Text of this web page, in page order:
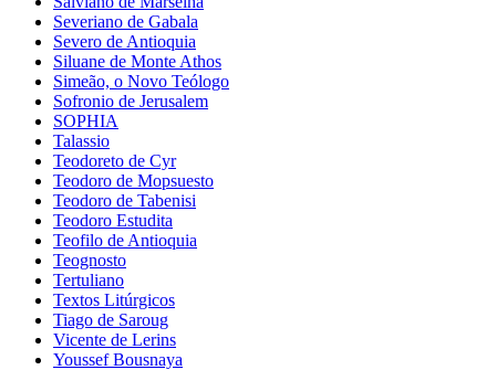
Severiano de Gabala
Severo de Antioquia
Siluane de Monte Athos
Simeão, o Novo Teólogo
Sofronio de Jerusalem
SOPHIA
Talassio
Teodoreto de Cyr
Teodoro de Mopsuesto
Teodoro de Tabenisi
Teodoro Estudita
Teofilo de Antioquia
Teognosto
Tertuliano
Textos Litúrgicos
Tiago de Saroug
Vicente de Lerins
Youssef Bousnaya